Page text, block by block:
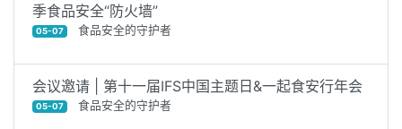
季食品安全“防火墙”
05-07 食品安全的守护者
会议邀请 | 第十一届IFS中国主题日&一起食安行年会
05-07 食品安全的守护者